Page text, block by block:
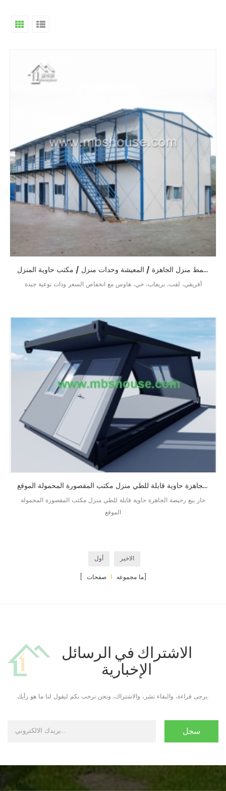
أفريقي نمط منزل الجاهزة / المعيشة وحدات منزل / مكتب حاوية المنزل
أفريقي، لقب، بريفاب، حي، هاوس مع انخفاض السعر وذات نوعية جيدة
حار بيع رخيصة الجاهزة حاوية قابلة للطي منزل مكتب المقصورة المحمولة الموقع
حار بيع رخيصة الجاهزة حاوية قابلة للطي منزل مكتب المقصورة المحمولة
الموقع
أول
الاخير
[ ما مجموعه 1 صفحات]
الاشتراك في الرسائل
الإخبارية
يرجى قراءة، والبقاء نشر، والاشتراك، ونحن نرحب بكم ليقول لنا ما هو رأيك.